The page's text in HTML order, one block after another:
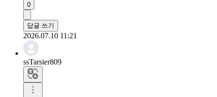
0
답글 쓰기
2026.07.10 11:21
ssTarsier809